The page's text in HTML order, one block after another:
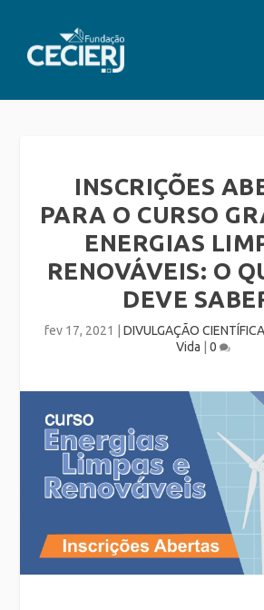
INSCRIÇÕES
PARA O CURSO
ENERGIAS
RENOVÁVEIS: O
DEVE
fev 17, 2021 DIVULGAÇÃO CIENTÍFICA
Vida
0